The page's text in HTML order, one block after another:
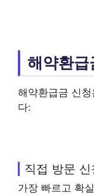
해약환급
해약환급금 신
다:
직접 방문 신
가장 빠르고 확